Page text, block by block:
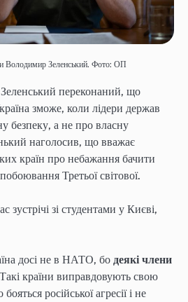
Володимир Зеленський. Фото: ОП
переконаний, що
зможе, коли лідери держав
безпеку, а не про власну
наголосив, що вважає
країн про небажання бачити
Третьої світової.
зустрічі зі студентами у Києві,
досі не в НАТО, бо деякі члени
країни виправдовують свою
російської агресії і не